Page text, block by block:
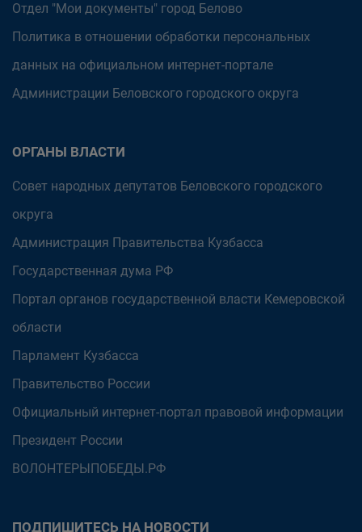
Отдел "Мои документы" город Белово
Политика в отношении обработки персональных
данных на официальном интернет-портале
Администрации Беловского городского округа
ОРГАНЫ ВЛАСТИ
Совет народных депутатов Беловского городского
округа
Администрация Правительства Кузбасса
Государственная дума РФ
Портал органов государственной власти Кемеровской
области
Парламент Кузбасса
Правительство России
Официальный интернет-портал правовой информации
Президент России
ВОЛОНТЕРЫПОБЕДЫ.РФ
ПОДПИШИТЕСЬ НА НОВОСТИ